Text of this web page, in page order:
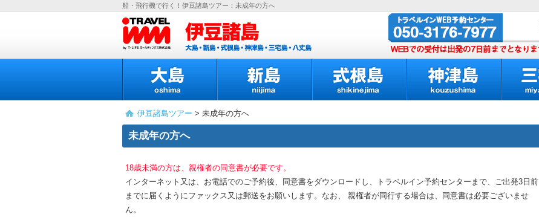
船・飛行機で行く！伊豆諸島ツアー：未成年の方へ
伊豆諸島ツアー > 未成年の方へ
未成年の方へ
18歳未満の方は、親権者の同意書が必要です。
インターネット又は、お電話でのご予約後、同意書をダウンロードし、トラベルイン予約センターまで、ご出発3日前
までに届くようにファックス又は郵送をお願いします。なお、 親権者が同行する場合は、同意書は必要ございませ
ん。